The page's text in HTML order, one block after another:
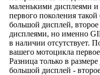
маленькими дисплеями
первого поколения
большой дисплей,
дисплеями, но именно
в наличии отсутствует.
вашего мотоцикла
Разница только в
большой дисплей -